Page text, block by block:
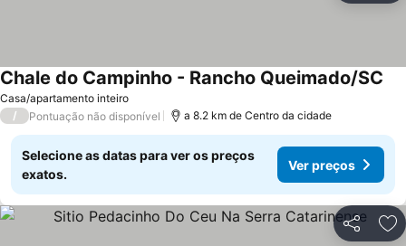
Casa/apartamento inteiro
Chale do Campinho - Rancho Queimado/SC
/ Pontuação não disponível a 8.2 km de Centro da cidade
Selecione as datas para ver os preços
exatos.
Ver preços
Partilhar